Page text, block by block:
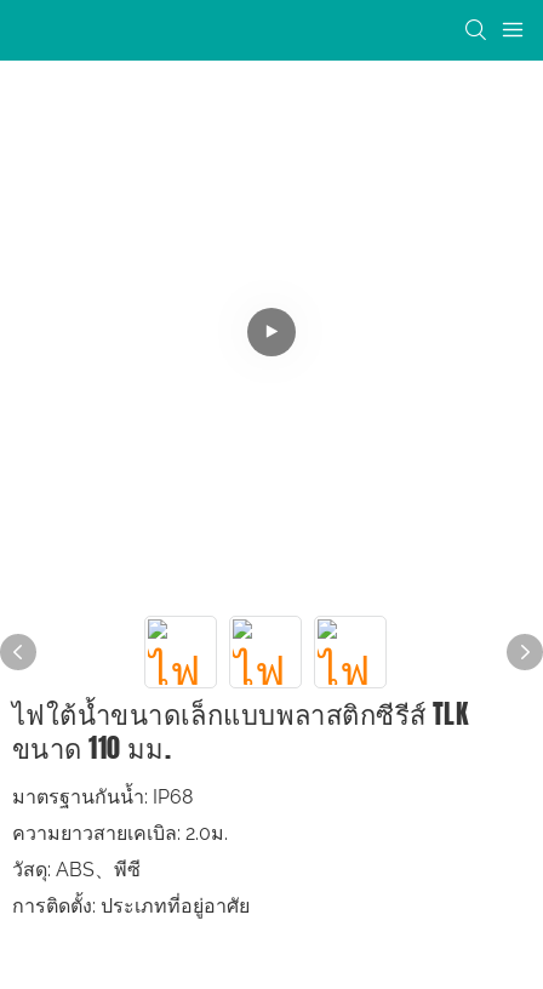
ไฟใต้น้ำขนาดเล็กแบบพลาสติกซีรีส์ TLK
ขนาด 110 มม.
มาตรฐานกันน้ำ: IP68
ความยาวสายเคเบิล: 2.0ม.
วัสดุ: ABS、พีซี
การติดตั้ง: ประเภทที่อยู่อาศัย